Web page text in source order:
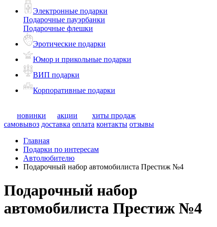
Электронные подарки
Подарочные пауэрбанки
Подарочные флешки
Эротические подарки
Юмор и прикольные подарки
ВИП подарки
Корпоративные подарки
новинки акции
хиты продаж
самовывоз доставка оплата контакты отзывы
Главная
Подарки по интересам
Автолюбителю
Подарочный набор автомобилиста Престиж №4
Подарочный набор
автомобилиста Престиж №4